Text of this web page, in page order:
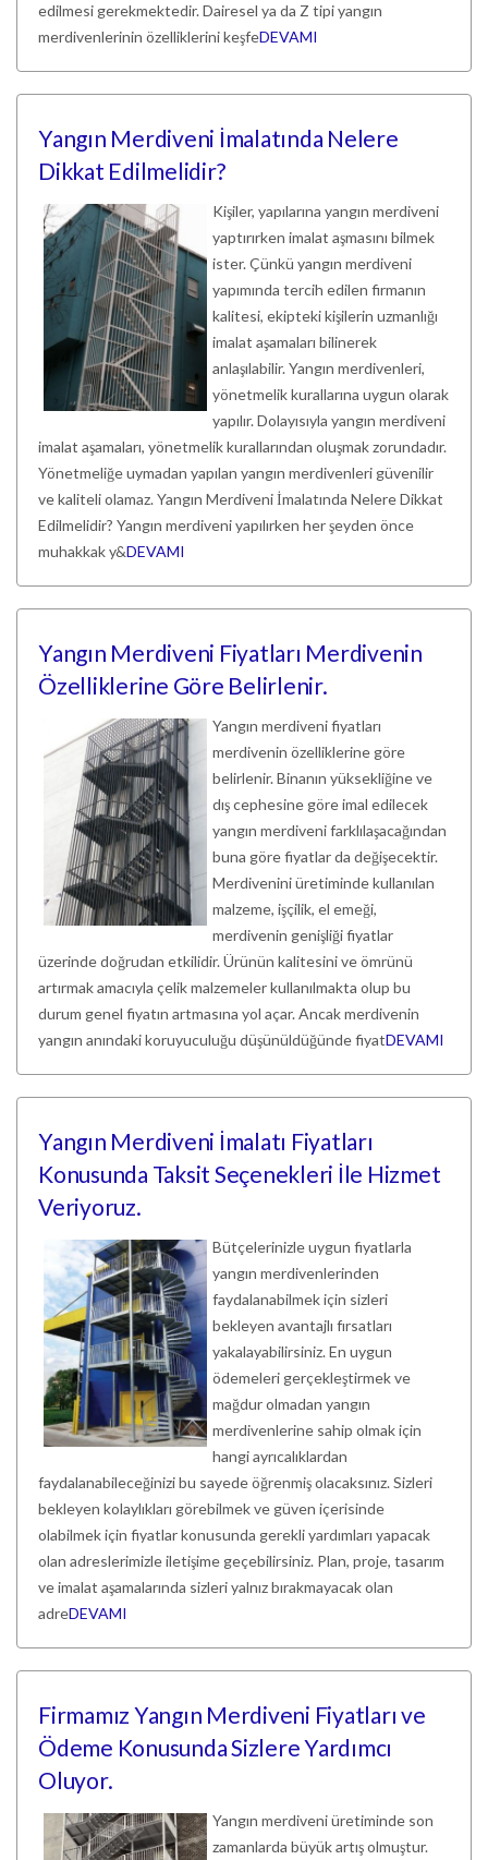
edilmesi gerekmektedir. Dairesel ya da Z tipi yangın
merdivenlerinin özelliklerini keşfeDEVAMI
Yangın Merdiveni İmalatında Nelere
Dikkat Edilmelidir?
Kişiler, yapılarına yangın merdiveni
yaptırırken imalat aşmasını bilmek
ister. Çünkü yangın merdiveni
yapımında tercih edilen firmanın
kalitesi, ekipteki kişilerin uzmanlığı
imalat aşamaları bilinerek
anlaşılabilir. Yangın merdivenleri,
yönetmelik kurallarına uygun olarak
yapılır. Dolayısıyla yangın merdiveni
imalat aşamaları, yönetmelik kurallarından oluşmak zorundadır.
Yönetmeliğe uymadan yapılan yangın merdivenleri güvenilir
ve kaliteli olamaz. Yangın Merdiveni İmalatında Nelere Dikkat
Edilmelidir? Yangın merdiveni yapılırken her şeyden önce
muhakkak y&DEVAMI
Yangın Merdiveni Fiyatları Merdivenin
Özelliklerine Göre Belirlenir.
Yangın merdiveni fiyatları
merdivenin özelliklerine göre
belirlenir. Binanın yüksekliğine ve
dış cephesine göre imal edilecek
yangın merdiveni farklılaşacağından
buna göre fiyatlar da değişecektir.
Merdivenini üretiminde kullanılan
malzeme, işçilik, el emeği,
merdivenin genişliği fiyatlar
üzerinde doğrudan etkilidir. Ürünün kalitesini ve ömrünü
artırmak amacıyla çelik malzemeler kullanılmakta olup bu
durum genel fiyatın artmasına yol açar. Ancak merdivenin
yangın anındaki koruyuculuğu düşünüldüğünde fiyatDEVAMI
Yangın Merdiveni İmalatı Fiyatları
Konusunda Taksit Seçenekleri İle Hizmet
Veriyoruz.
Bütçelerinizle uygun fiyatlarla
yangın merdivenlerinden
faydalanabilmek için sizleri
bekleyen avantajlı fırsatları
yakalayabilirsiniz. En uygun
ödemeleri gerçekleştirmek ve
mağdur olmadan yangın
merdivenlerine sahip olmak için
hangi ayrıcalıklardan
faydalanabileceğinizi bu sayede öğrenmiş olacaksınız. Sizleri
bekleyen kolaylıkları görebilmek ve güven içerisinde
olabilmek için fiyatlar konusunda gerekli yardımları yapacak
olan adreslerimizle iletişime geçebilirsiniz. Plan, proje, tasarım
ve imalat aşamalarında sizleri yalnız bırakmayacak olan
adreDEVAMI
Firmamız Yangın Merdiveni Fiyatları ve
Ödeme Konusunda Sizlere Yardımcı
Oluyor.
Yangın merdiveni üretiminde son
zamanlarda büyük artış olmuştur.